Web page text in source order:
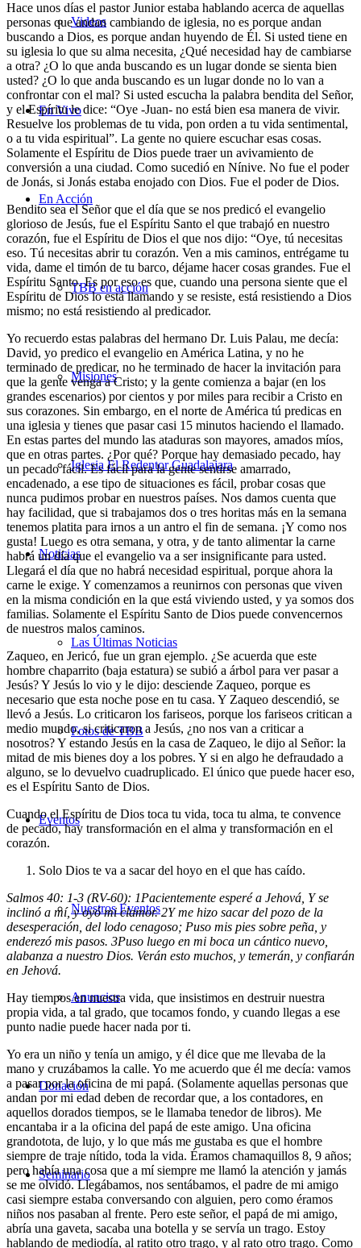
Videos
En Vivo
En Acción
TBB en acción
Misiones
Iglesia El Redentor Guadalajara
Noticias
Las Últimas Noticias
Fotos de TBB
Eventos
Nuestros Eventos
Anuncios
Donación
Seminario
Hace unos días el pastor Junior estaba hablando acerca de aquellas
personas que andan cambiando de iglesia, no es porque andan
buscando a Dios, es porque andan huyendo de Él. Si usted tiene en
su iglesia lo que su alma necesita, ¿Qué necesidad hay de cambiarse
a otra? ¿O lo que anda buscando es un lugar donde se sienta bien
usted? ¿O lo que anda buscando es un lugar donde no lo van a
confrontar con el mal? Si usted escucha la palabra bendita del Señor,
y el Espíritu le dice: “Oye -Juan- no está bien esa manera de vivir.
Resuelve los problemas de tu vida, pon orden a tu vida sentimental,
o a tu vida espiritual”. La gente no quiere escuchar esas cosas.
Solamente el Espíritu de Dios puede traer un avivamiento de
conversión a una ciudad. Como sucedió en Nínive. No fue el poder
de Jonás, si Jonás estaba enojado con Dios. Fue el poder de Dios.
Bendito sea el Señor que el día que se nos predicó el evangelio
glorioso de Jesús, fue el Espíritu Santo el que trabajó en nuestro
corazón, fue el Espíritu de Dios el que nos dijo: “Oye, tú necesitas
eso. Tú necesitas abrir tu corazón. Ven a mis caminos, entrégame tu
vida, dame el timón de tu barco, déjame hacer cosas grandes. Fue el
Espíritu Santo. Es por eso es que, cuando una persona siente que el
Espíritu de Dios lo está llamando y se resiste, está resistiendo a Dios
mismo; no está resistiendo al predicador.
Yo recuerdo estas palabras del hermano Dr. Luis Palau, me decía:
David, yo predico el evangelio en América Latina, y no he
terminado de predicar, no he terminado de hacer la invitación para
que la gente venga a Cristo; y la gente comienza a bajar (en los
grandes escenarios) por cientos y por miles para recibir a Cristo en
sus corazones. Sin embargo, en el norte de América tú predicas en
una iglesia y tienes que pasar casi 15 minutos haciendo el llamado.
En estas partes del mundo las ataduras son mayores, amados míos,
que en otras partes. ¿Por qué? Porque hay demasiado pecado, hay
un pecado fácil. Es fácil para la gente sentirse amarrado,
encadenado, a ese tipo de situaciones es fácil, probar cosas que
nunca pudimos probar en nuestros países. Nos damos cuenta que
hay facilidad, que si trabajamos dos o tres horitas más en la semana
tenemos platita para irnos a un antro el fin de semana. ¡Y como nos
gusta! Luego es otra semana, y otra, y de tanto alimentar la carne
habrá un día que el evangelio va a ser insignificante para usted.
Llegará el día que no habrá necesidad espiritual, porque ahora la
carne le exige. Y comenzamos a reunirnos con personas que viven
en la misma condición en la que está viviendo usted, y ya somos dos
familias. Solamente el Espíritu Santo de Dios puede convencernos
de nuestros malos caminos.
Zaqueo, en Jericó, fue un gran ejemplo. ¿Se acuerda que este
hombre chaparrito (baja estatura) se subió a árbol para ver pasar a
Jesús? Y Jesús lo vio y le dijo: desciende Zaqueo, porque es
necesario que esta noche pose en tu casa. Y Zaqueo descendió, se
llevó a Jesús. Lo criticaron los fariseos, porque los fariseos critican a
medio mundo, si criticaron a Jesús, ¿no nos van a criticar a
nosotros? Y estando Jesús en la casa de Zaqueo, le dijo al Señor: la
mitad de mis bienes doy a los pobres. Y si en algo he defraudado a
alguno, se lo devuelvo cuadruplicado. El único que puede hacer eso,
es el Espíritu Santo de Dios.
Cuando el Espíritu de Dios toca tu vida, toca tu alma, te convence
de pecado, hay transformación en el alma y transformación en el
corazón.
Solo Dios te va a sacar del hoyo en el que has caído.
Salmos 40: 1-3 (RV-60): 1Pacientemente esperé a Jehová, Y se
inclinó a mí, y oyó mi clamor.2Y me hizo sacar del pozo de la
desesperación, del lodo cenagoso; Puso mis pies sobre peña, y
enderezó mis pasos. 3Puso luego en mi boca un cántico nuevo,
alabanza a nuestro Dios. Verán esto muchos, y temerán, y confiarán
en Jehová.
Hay tiempos en nuestra vida, que insistimos en destruir nuestra
propia vida, a tal grado, que tocamos fondo, y cuando llegas a ese
punto nadie puede hacer nada por ti.
Yo era un niño y tenía un amigo, y él dice que me llevaba de la
mano y cruzábamos la calle. Yo me acuerdo que él me decía: vamos
a pasar por la oficina de mi papá. (Solamente aquellas personas que
andan por mi edad deben de recordar que, a los contadores, en
aquellos dorados tiempos, se le llamaba tenedor de libros). Me
encantaba ir a la oficina del papá de este amigo. Una oficina
grandotota, de lujo, y lo que más me gustaba es que el hombre
siempre de traje nítido, toda la vida. Éramos chamaquillos 8, 9 años;
pero había una cosa que a mí siempre me llamó la atención y jamás
se me olvidó. Llegábamos, nos sentábamos, el padre de mi amigo
casi siempre estaba conversando con alguien, pero como éramos
niños nos pasaban al frente. Pero este señor, el papá de mi amigo,
abría una gaveta, sacaba una botella y se servía un trago. Estoy
hablando de mediodía, al ratito otro trago, y al rato otro trago. Como